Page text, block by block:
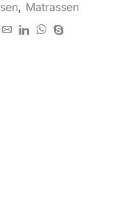
, Matrassen